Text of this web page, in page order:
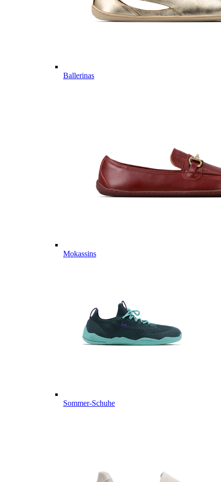
Ballerinas
Mokassins
Sommer-Schuhe